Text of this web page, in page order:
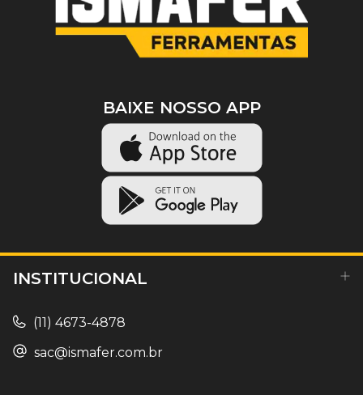
INSTITUCIONAL
(11) 4673-4878
sac@ismafer.com.br
BAIXE NOSSO APP